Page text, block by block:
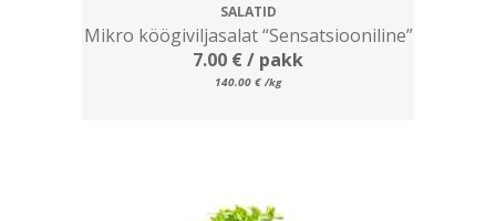
SALATID
Mikro köögiviljasalat “Sensatsiooniline”
7.00 €/ pakk
140.00 € /kg